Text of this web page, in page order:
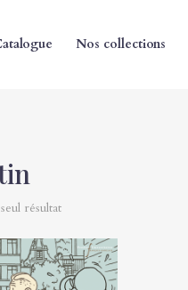
Nos collections
résultat